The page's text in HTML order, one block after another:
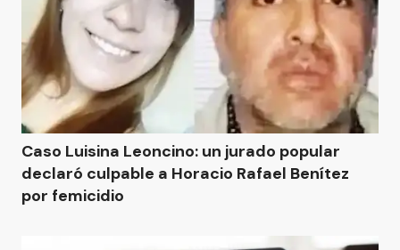
Caso Luisina Leoncino: un jurado popular
declaró culpable a Horacio Rafael Benítez
por femicidio